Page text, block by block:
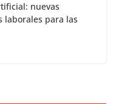
nuevas
laborales para las